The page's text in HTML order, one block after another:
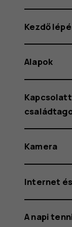
Kezdő
Alapok
Kamera
Internet
A napi